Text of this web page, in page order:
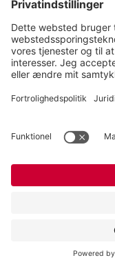
VOGELSANG